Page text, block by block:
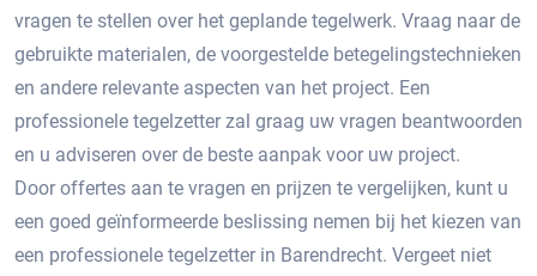
vragen te stellen over het geplande tegelwerk.​ Vraag naar de
gebruikte materialen, de voorgestelde betegelingstechnieken
en andere relevante aspecten van het project.​ Een
professionele tegelzetter zal graag uw vragen beantwoorden
en u adviseren over de beste aanpak voor uw project.​
Door offertes aan te vragen en prijzen te vergelijken, kunt u
een goed geïnformeerde beslissing nemen bij het kiezen van
een professionele tegelzetter in Barendrecht. Vergeet niet